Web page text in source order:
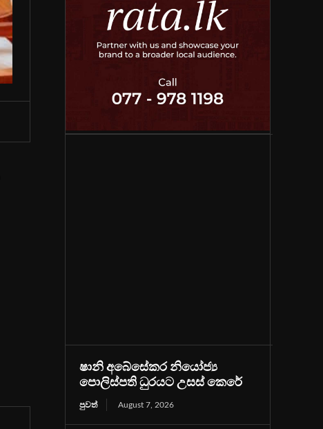
ෂානි අබේසේකර නියෝජ්‍ය
පොලිස්පති ධුරයට උසස් කෙරේ
පුවත් August 7, 2026